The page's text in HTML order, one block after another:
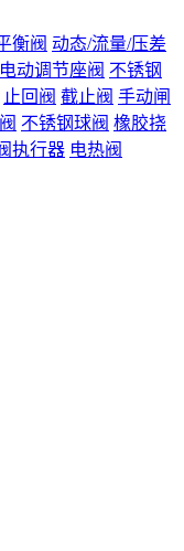
衡阀 动态/流量/压差
电动调节座阀 不锈钢
止回阀 截止阀 手动闸
不锈钢球阀 橡胶挠
执行器 电热阀